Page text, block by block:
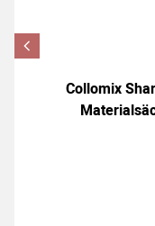
Collomix